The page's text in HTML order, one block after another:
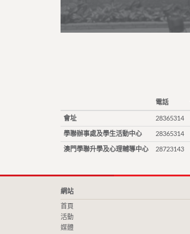
電話
會址 28365314
學聯辦事處及學生活動中心 28365314
澳門學聯升學及心理輔導中心 28723143
網站
首頁
活動
媒體